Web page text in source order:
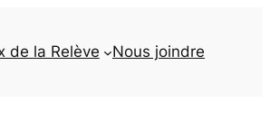
de la Relève Nous joindre